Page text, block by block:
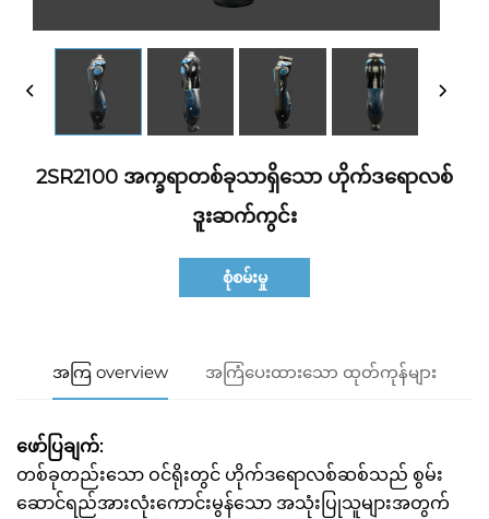
2SR2100 အက္ခရာတစ်ခုသာရှိသော ဟိုက်ဒရောလစ်
ဒူးဆက်ကွင်း
စုံစမ်းမှု
အကြ overview အကြံပေးထားသော ထုတ်ကုန်များ
ဖော်ပြချက်:
တစ်ခုတည်းသော ဝင်ရိုးတွင် ဟိုက်ဒရောလစ်ဆစ်သည် စွမ်း
ဆောင်ရည်အားလုံးကောင်းမွန်သော အသုံးပြုသူများအတွက်